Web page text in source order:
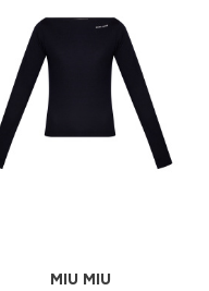
MIU MIU